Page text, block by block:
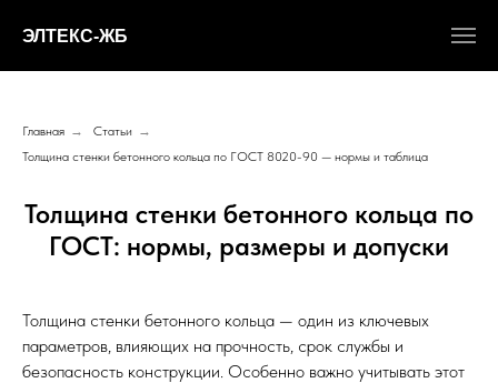
ЭЛТЕКС-ЖБ
Главная → Статьи →
Толщина стенки бетонного кольца по ГОСТ 8020-90 — нормы и таблица
Толщина стенки бетонного кольца по
ГОСТ: нормы, размеры и допуски
Толщина стенки бетонного кольца — один из ключевых
параметров, влияющих на прочность, срок службы и
безопасность конструкции. Особенно важно учитывать этот